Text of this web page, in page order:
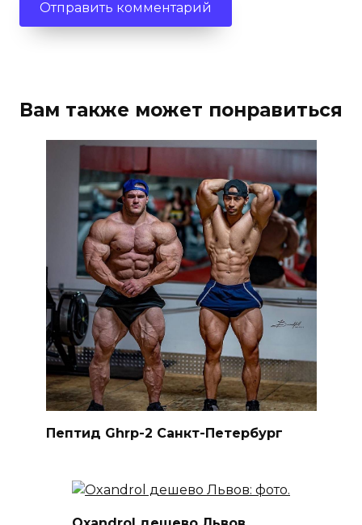
Вам также может понравиться
Пептид Ghrp-2 Санкт-Петербург